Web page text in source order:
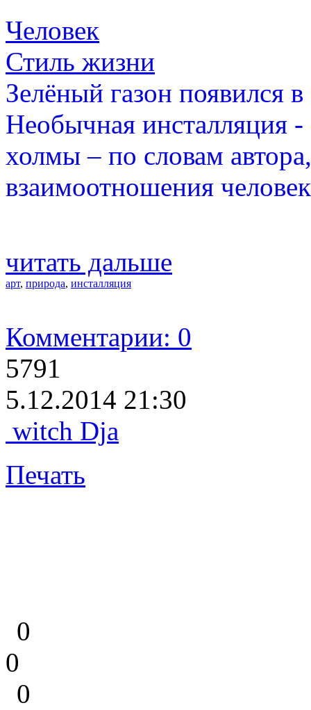
Человек
Стиль жизни
Зелёный газон появился
Необычная инсталляция
холмы – по словам
взаимоотношения
читать дальше
арт, природа, инсталляция
Комментарии: 0
5791
5.12.2014 21:30
witch Dja
Печать
0
0
0